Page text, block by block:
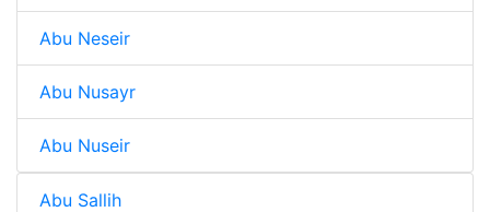
Abu Neseir
Abu Nusayr
Abu Nuseir
Abu Sallih